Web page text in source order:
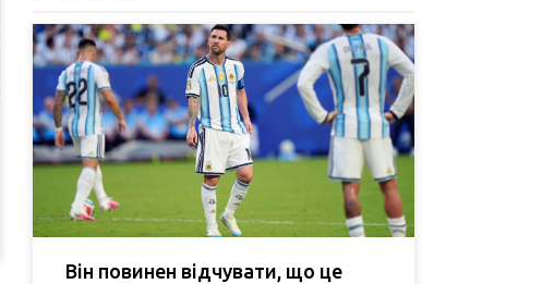
Він повинен відчувати, що це